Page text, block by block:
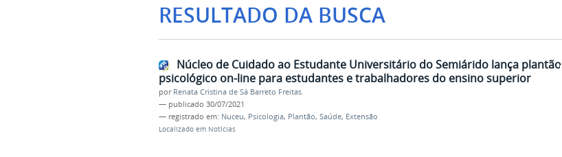
RESULTADO DA BUSCA
Núcleo de Cuidado ao Estudante Universitário do Semiárido lança plantão
psicológico on-line para estudantes e trabalhadores do ensino superior
por Renata Cristina de Sá Barreto Freitas
— publicado 30/07/2021
— registrado em: Nuceu, Psicologia, Plantão, Saúde, Extensão
Localizado em Notícias